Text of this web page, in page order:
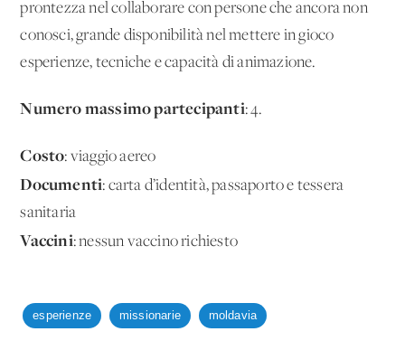
prontezza nel collaborare con persone che ancora non
conosci, grande disponibilità nel mettere in gioco
esperienze, tecniche e capacità di animazione.
Numero massimo partecipanti: 4.
Costo: viaggio aereo
Documenti: carta d’identità, passaporto e tessera
sanitaria
Vaccini: nessun vaccino richiesto
esperienze missionarie moldavia